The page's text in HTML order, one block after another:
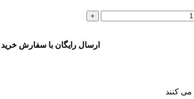
ارسال رایگان با سفارش خرید کتاب بیش
می کنند